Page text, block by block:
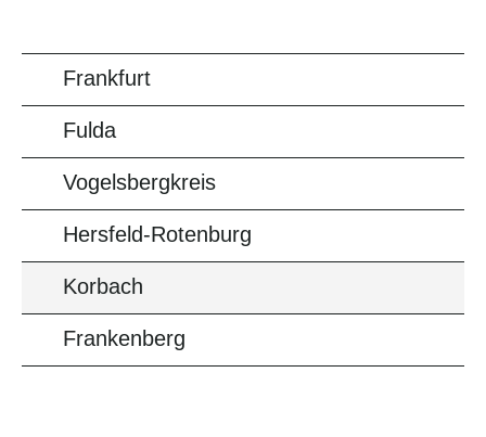
Frankfurt
Fulda
Vogelsbergkreis
Hersfeld-Rotenburg
Korbach
Frankenberg